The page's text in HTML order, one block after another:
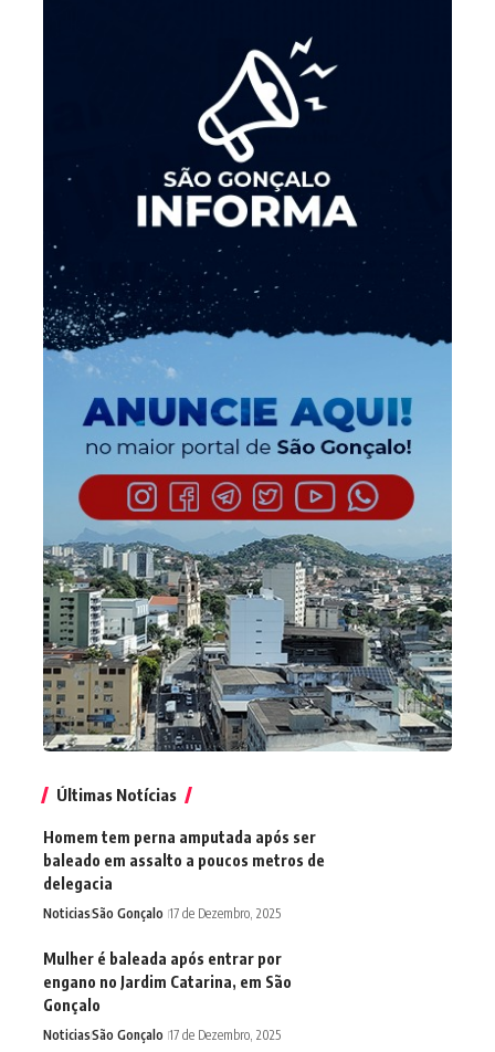
Últimas Notícias
Homem tem perna amputada após ser
baleado em assalto a poucos metros de
delegacia
NoticiasSão Gonçalo 17 de Dezembro, 2025
Mulher é baleada após entrar por
engano no Jardim Catarina, em São
Gonçalo
NoticiasSão Gonçalo 17 de Dezembro, 2025